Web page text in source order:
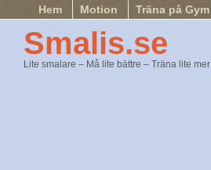
Hem Motion Träna på Gym
Smalis.se
Lite smalare – Må lite bättre – Träna lite mer